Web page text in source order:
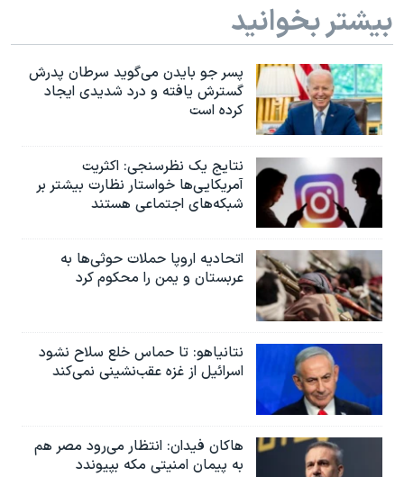
بیشتر بخوانید
پسر جو بایدن می‌گوید سرطان پدرش
گسترش یافته و درد شدیدی ایجاد
کرده است
نتایج یک نظرسنجی: اکثریت
آمریکایی‌ها خواستار نظارت بیشتر بر
شبکه‌های اجتماعی هستند
اتحادیه اروپا حملات حوثی‌ها به
عربستان و یمن را محکوم کرد
نتانیاهو: تا حماس خلع سلاح نشود
اسرائیل از غزه عقب‌نشینی نمی‌کند
هاکان فیدان: انتظار می‌رود مصر هم
به پیمان امنیتی مکه بپیوندد